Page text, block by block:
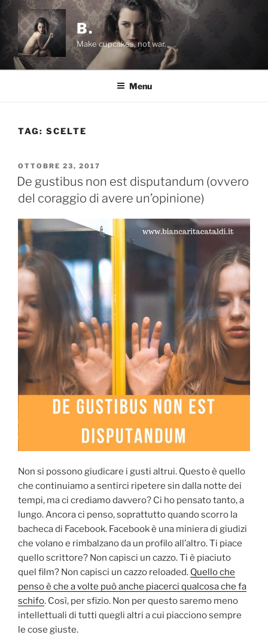
Salta
contenuto
B.
Make cupcakes, not war.
Menu
TAG: SCELTE
PUBBLICATO
IL
OTTOBRE 23, 2017
De gustibus non est disputandum (ovvero
del coraggio di avere un’opinione)
Non si possono giudicare i gusti altrui. Questo è quello
che continuiamo a sentirci ripetere sin dalla notte dei
tempi, ma ci crediamo davvero? Ci ho pensato tanto, a
lungo. Ancora ci penso, soprattutto quando scorro la
bacheca di Facebook. Facebook è una miniera di giudizi
che volano e rimbalzano da un profilo all’altro. Ti piace
quello scrittore? Non capisci un cazzo. Ti è piaciuto
quel film? Non capisci un cazzo reloaded. Quello che
penso è che a volte può anche piacerci qualcosa che fa
schifo. Così, per sfizio. Non per questo saremo meno
intellettuali di tutti quegli altri a cui piacciono sempre
le cose giuste.